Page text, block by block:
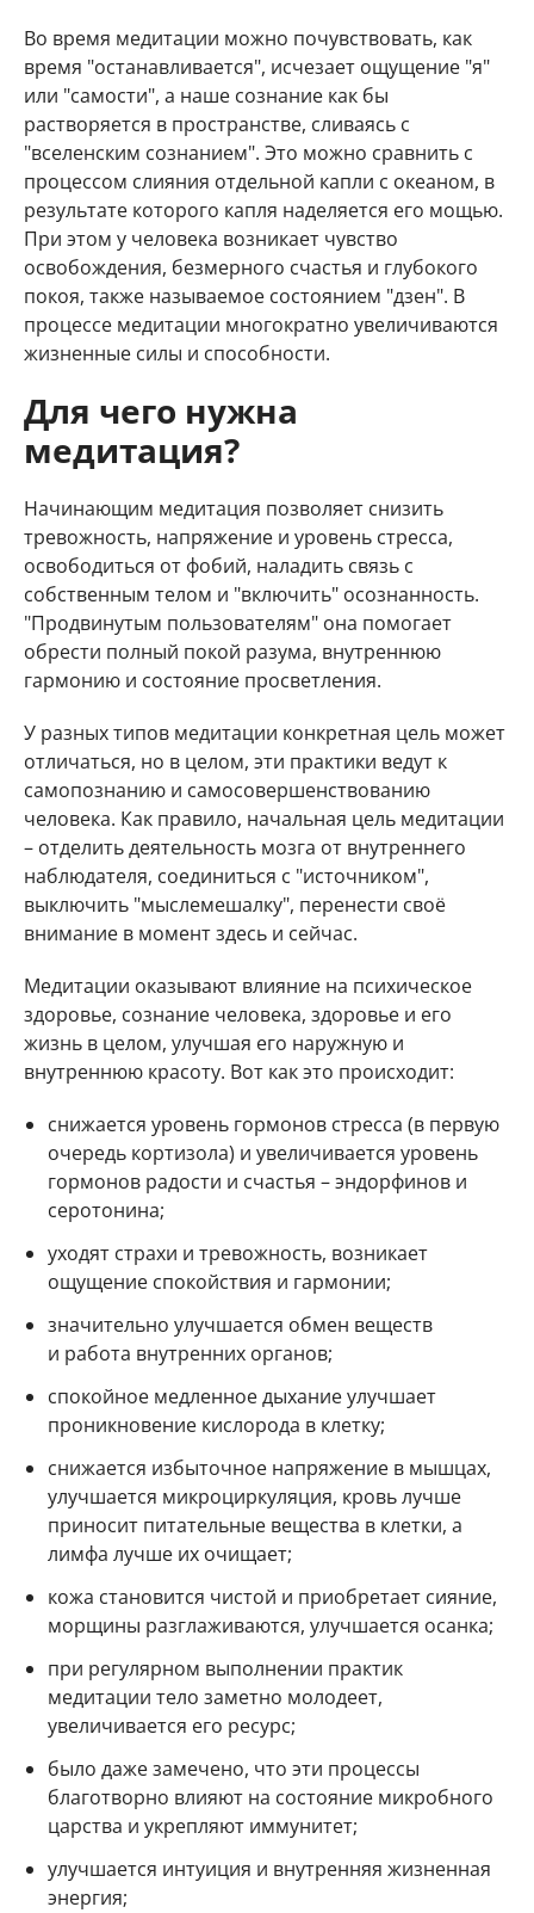
Во время медитации можно почувствовать, как
время "останавливается", исчезает ощущение "я"
или "самости", а наше сознание как бы
растворяется в пространстве, сливаясь с
"вселенским сознанием". Это можно сравнить с
процессом слияния отдельной капли с океаном, в
результате которого капля наделяется его мощью.
При этом у человека возникает чувство
освобождения, безмерного счастья и глубокого
покоя, также называемое состоянием "дзен". В
процессе медитации многократно увеличиваются
жизненные силы и способности.
Для чего нужна
медитация?
Начинающим медитация позволяет снизить
тревожность, напряжение и уровень стресса,
освободиться от фобий, наладить связь с
собственным телом и "включить" осознанность.
"Продвинутым пользователям" она помогает
обрести полный покой разума, внутреннюю
гармонию и состояние просветления.
У разных типов медитации конкретная цель может
отличаться, но в целом, эти практики ведут к
самопознанию и самосовершенствованию
человека. Как правило, начальная цель медитации
– отделить деятельность мозга от внутреннего
наблюдателя, соединиться с "источником",
выключить "мыслемешалку", перенести своё
внимание в момент здесь и сейчас.
Медитации оказывают влияние на психическое
здоровье, сознание человека, здоровье и его
жизнь в целом, улучшая его наружную и
внутреннюю красоту. Вот как это происходит:
снижается уровень гормонов стресса (в первую
очередь кортизола) и увеличивается уровень
гормонов радости и счастья – эндорфинов и
серотонина;
уходят страхи и тревожность, возникает
ощущение спокойствия и гармонии;
значительно улучшается обмен веществ
и работа внутренних органов;
спокойное медленное дыхание улучшает
проникновение кислорода в клетку;
снижается избыточное напряжение в мышцах,
улучшается микроциркуляция, кровь лучше
приносит питательные вещества в клетки, а
лимфа лучше их очищает;
кожа становится чистой и приобретает сияние,
морщины разглаживаются, улучшается осанка;
при регулярном выполнении практик
медитации тело заметно молодеет,
увеличивается его ресурс;
было даже замечено, что эти процессы
благотворно влияют на состояние микробного
царства и укрепляют иммунитет;
улучшается интуиция и внутренняя жизненная
энергия;